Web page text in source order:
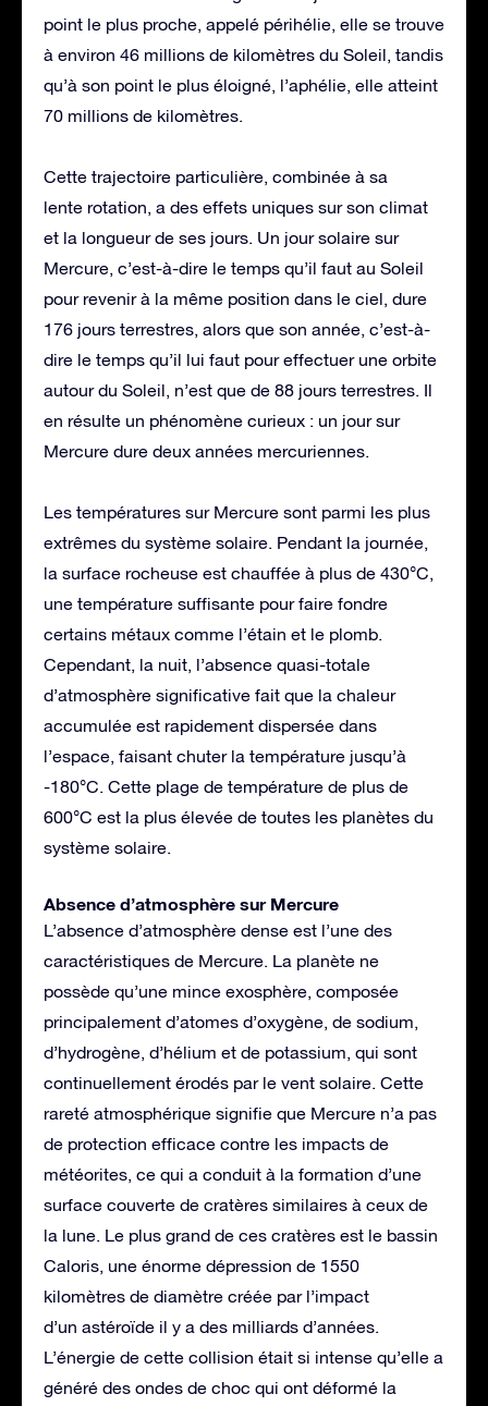
point le plus proche, appelé périhélie, elle se trouve
à environ 46 millions de kilomètres du Soleil, tandis
qu’à son point le plus éloigné, l’aphélie, elle atteint
70 millions de kilomètres.
Cette trajectoire particulière, combinée à sa
lente rotation, a des effets uniques sur son climat
et la longueur de ses jours. Un jour solaire sur
Mercure, c’est-à-dire le temps qu’il faut au Soleil
pour revenir à la même position dans le ciel, dure
176 jours terrestres, alors que son année, c’est-à-
dire le temps qu’il lui faut pour effectuer une orbite
autour du Soleil, n’est que de 88 jours terrestres. Il
en résulte un phénomène curieux : un jour sur
Mercure dure deux années mercuriennes.
Les températures sur Mercure sont parmi les plus
extrêmes du système solaire. Pendant la journée,
la surface rocheuse est chauffée à plus de 430°C,
une température suffisante pour faire fondre
certains métaux comme l’étain et le plomb.
Cependant, la nuit, l’absence quasi-totale
d’atmosphère significative fait que la chaleur
accumulée est rapidement dispersée dans
l’espace, faisant chuter la température jusqu’à
-180°C. Cette plage de température de plus de
600°C est la plus élevée de toutes les planètes du
système solaire.
Absence d’atmosphère sur Mercure
L’absence d’atmosphère dense est l’une des
caractéristiques de Mercure. La planète ne
possède qu’une mince exosphère, composée
principalement d’atomes d’oxygène, de sodium,
d’hydrogène, d’hélium et de potassium, qui sont
continuellement érodés par le vent solaire. Cette
rareté atmosphérique signifie que Mercure n’a pas
de protection efficace contre les impacts de
météorites, ce qui a conduit à la formation d’une
surface couverte de cratères similaires à ceux de
la lune. Le plus grand de ces cratères est le bassin
Caloris, une énorme dépression de 1550
kilomètres de diamètre créée par l’impact
d’un astéroïde il y a des milliards d’années.
L’énergie de cette collision était si intense qu’elle a
généré des ondes de choc qui ont déformé la